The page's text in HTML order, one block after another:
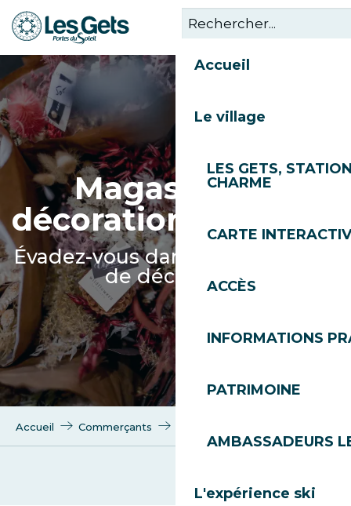
Aller
au
principal
Accueil
Le village
LES GETS,
CHARME
CARTE
ACCÈS
INFORMATIONS
PATRIMOINE
AMBASSADEURS
L'expérience ski
Magasins de
décoration aux Gets
Évadez-vous dans nos magasins
de décoration
Accueil Commerçants